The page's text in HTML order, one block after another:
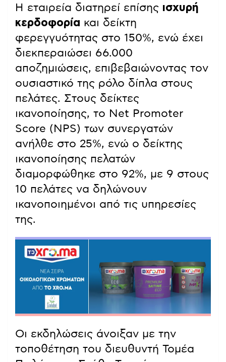
Η εταιρεία διατηρεί επίσης ισχυρή
κερδοφορία και δείκτη
φερεγγυότητας στο 150%, ενώ έχει
διεκπεραιώσει 66.000
αποζημιώσεις, επιβεβαιώνοντας τον
ουσιαστικό της ρόλο δίπλα στους
πελάτες. Στους δείκτες
ικανοποίησης, το Net Promoter
Score (NPS) των συνεργατών
ανήλθε στο 25%, ενώ ο δείκτης
ικανοποίησης πελατών
διαμορφώθηκε στο 92%, με 9 στους
10 πελάτες να δηλώνουν
ικανοποιημένοι από τις υπηρεσίες
της.
Οι εκδηλώσεις άνοιξαν με την
τοποθέτηση του διευθυντή Τομέα